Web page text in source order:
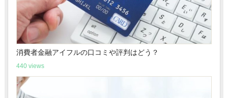
消費者金融アイフルの口コミや評判はどう？
440 views